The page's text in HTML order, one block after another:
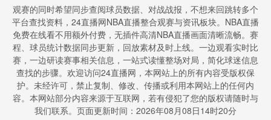
观赛的同时希望同步查阅球员数据、对战战报，不想来回跳转多个
平台查找资料，24直播网NBA直播整合观赛与资讯板块。NBA直播
免费在线看不用额外付费，无插件高清NBA直播画面清晰流畅。赛
程、球员统计数据同步更新，回放素材及时上线。一边观看实时比
赛，一边研读赛事相关信息，一站式读懂整场对局，简化球迷信息
查找的步骤。欢迎访问24直播网，本网站上的所有内容受版权保
护。未经许可，禁止复制、修改、传播或利用本网站上的任何内
容。本网站部分内容来源于互联网，若有侵犯了您的版权请随时与
我们联系。页面更新时间：2026年08月08日14时20分